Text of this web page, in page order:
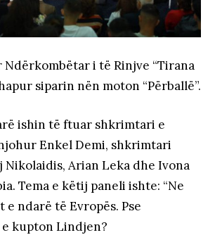
i të Rinjve “Tirana
siparin nën moton “Përballë”.
ishin të ftuar shkrimtari e
Enkel Demi, shkrimtari
Nikolaidis, Arian Leka dhe Ivona
Tema e këtij paneli ishte: “Ne
e ndarë të Evropës. Pse
kupton Lindjen?